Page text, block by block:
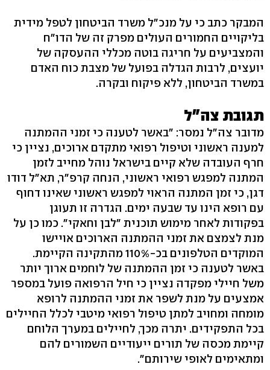
המבקר כתב כי על מנכ"ל משרד הביטחון לטפל מידית
בליקויים החמורים העולים מפרק זה של הדו"ח
והמצביעים על חריגה בוטה מכללי ההעסקה של
יועצים, לרבות הגדלה בפועל של מצבת כוח האדם
במשרד הביטחון, ללא פיקוח ובקרה.
תגובת צה"ל
מדובר צה"ל נמסר: "באשר לטענה כי זמני ההמתנה
למענה ראשוני וטיפול רפואי מתקדם ארוכים, נציין כי
חרף העובדה שלא קיים בישראל נוהל מחייב לזמן
המתנה למפגש רפואי ראשוני, הנחה קרפ"ר, תא"ל דודו
דגן, כי זמן המתנה הראוי למפגש ראשוני שאינו דחוף
עם רופא הינו עד שבעה ימים. הגדרה זו תעוגן
בפקודות לאחר מימוש תוכנית "לבן וחאקי". כמו כן על
מנת לצמצם את זמני ההמתנה הארוכים אויישו
המוקדים הטלפונים בכ-110% מהתקינה הקיימת.
באשר לטענה כי זמן ההמתנה של לוחמים ארוך יותר
משל חיילי מפקדה נציין כי חיל הרפואה פועל במספר
אמצעים על מנת לשפר את זמני ההמתנה לרופא
מומחה ומחויב למתן טיפול רפואי מיטבי לכלל החיילים
בכל התפקידים. יתרה מכך, לחיילים במערך הלוחם
קיימת מכסה של תורים ייעודיים השמורים להם
ומתאימים לאופי שירותם".